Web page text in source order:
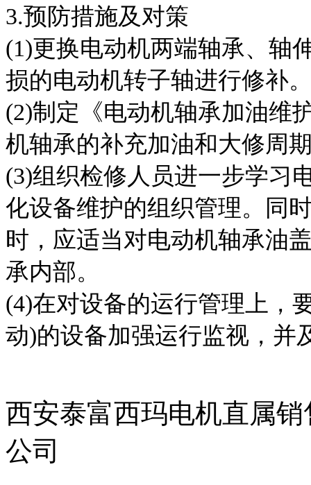
3.预防措施及对策
(1)更换电动机两端轴承、轴
损的电动机转子轴进行修补
(2)制定《电动机轴承加油维
机轴承的补充加油和大修周
(3)组织检修人员进一步学习
化设备维护的组织管理。同
时，应适当对电动机轴承油
承内部。
(4)在对设备的运行管理上，
动)的设备加强运行监视，并
西安泰富西玛电机直属
公司